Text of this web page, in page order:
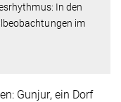
In den
im
Gunjur, ein Dorf